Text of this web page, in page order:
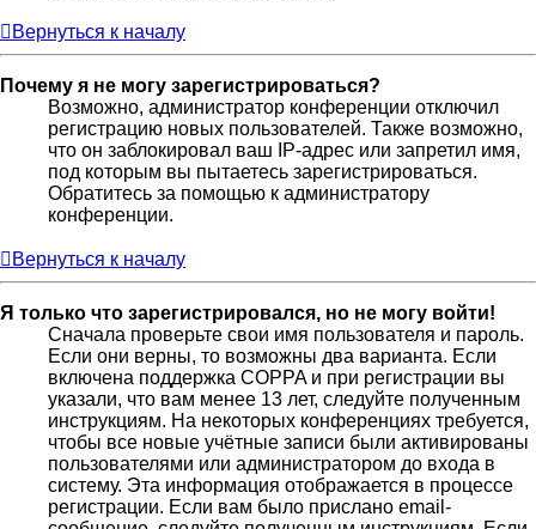
Вернуться к началу
Почему я не могу зарегистрироваться?
Возможно, администратор конференции отключил
регистрацию новых пользователей. Также возможно,
что он заблокировал ваш IP-адрес или запретил имя,
под которым вы пытаетесь зарегистрироваться.
Обратитесь за помощью к администратору
конференции.
Вернуться к началу
Я только что зарегистрировался, но не могу войти!
Сначала проверьте свои имя пользователя и пароль.
Если они верны, то возможны два варианта. Если
включена поддержка COPPA и при регистрации вы
указали, что вам менее 13 лет, следуйте полученным
инструкциям. На некоторых конференциях требуется,
чтобы все новые учётные записи были активированы
пользователями или администратором до входа в
систему. Эта информация отображается в процессе
регистрации. Если вам было прислано email-